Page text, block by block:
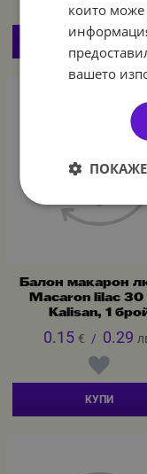
КУПИ
Балон макарон
Macaron lilac 30
Kalisan, 1
0.15 € / 0.29
КУПИ
които може
вашето